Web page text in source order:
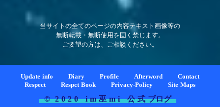
当サイトの全てのページの内容テキスト画像等の
無断転載・無断使用を固く禁じます。
ご要望の方は、ご相談ください。
Update info Diary Profile Afterword
Contact
Respect
Respct Book Privacy-Policy Site Maps
© 2 0 2 0 i m 巫 m i 公 式 ブログ